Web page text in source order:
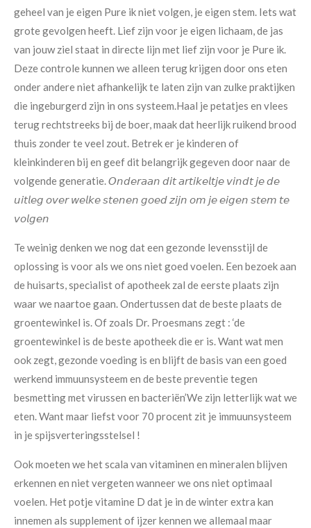
geheel van je eigen Pure ik niet volgen, je eigen stem. Iets wat
grote gevolgen heeft. Lief zijn voor je eigen lichaam, de jas
van jouw ziel staat in directe lijn met lief zijn voor je Pure ik.
Deze controle kunnen we alleen terug krijgen door ons eten
onder andere niet afhankelijk te laten zijn van zulke praktijken
die ingeburgerd zijn in ons systeem.Haal je petatjes en vlees
terug rechtstreeks bij de boer, maak dat heerlijk ruikend brood
thuis zonder te veel zout. Betrek er je kinderen of
kleinkinderen bij en geef dit belangrijk gegeven door naar de
volgende generatie.𝘖𝘯𝘥𝘦𝘳𝘢𝘢𝘯 𝘥𝘪𝘵 𝘢𝘳𝘵𝘪𝘬𝘦𝘭𝘵𝘫𝘦 𝘷𝘪𝘯𝘥𝘵 𝘫𝘦 𝘥𝘦
𝘶𝘪𝘵𝘭𝘦𝘨 𝘰𝘷𝘦𝘳 𝘸𝘦𝘭𝘬𝘦 𝘴𝘵𝘦𝘯𝘦𝘯 𝘨𝘰𝘦𝘥 𝘻𝘪𝘫𝘯 𝘰𝘮 𝘫𝘦 𝘦𝘪𝘨𝘦𝘯 𝘴𝘵𝘦𝘮 𝘵𝘦
𝘷𝘰𝘭𝘨𝘦𝘯
Te weinig denken we nog dat een gezonde levensstijl de
oplossing is voor als we ons niet goed voelen. Een bezoek aan
de huisarts, specialist of apotheek zal de eerste plaats zijn
waar we naartoe gaan.Ondertussen dat de beste plaats de
groentewinkel is. Of zoals Dr. Proesmans zegt : ‘de
groentewinkel is de beste apotheek die er is. Want wat men
ook zegt, gezonde voeding is en blijft de basis van een goed
werkend immuunsysteem en de beste preventie tegen
besmetting met virussen en bacteriën’We zijn letterlijk wat we
eten. Want maar liefst voor 70 procent zit je immuunsysteem
in je spijsverteringsstelsel !
Ook moeten we het scala van vitaminen en mineralen blijven
erkennen en niet vergeten wanneer we ons niet optimaal
voelen. Het potje vitamine D dat je in de winter extra kan
innemen als supplement of ijzer kennen we allemaal maar